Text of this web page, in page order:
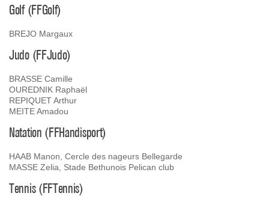
Golf (FFGolf)
BREJO Margaux
Judo (FFJudo)
BRASSE Camille
OUREDNIK Raphaël
REPIQUET Arthur
MEITE Amadou
Natation (FFHandisport)
HAAB Manon, Cercle des nageurs Bellegarde
MASSE Zelia, Stade Bethunois Pelican club
Tennis (FFTennis)